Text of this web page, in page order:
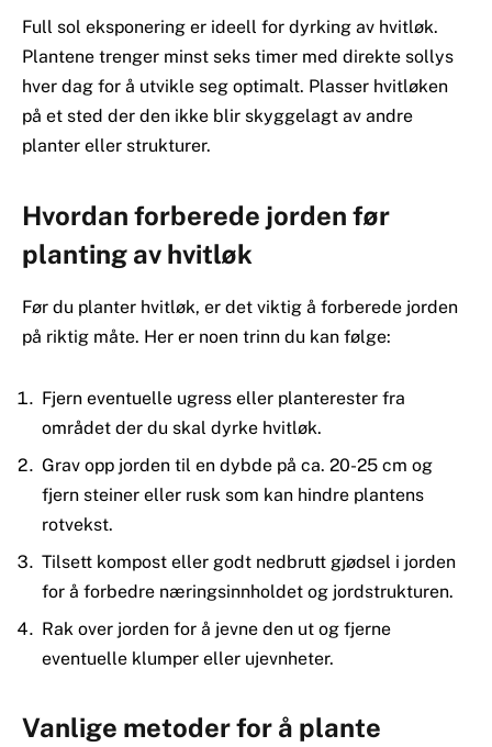
Full sol eksponering er ideell for dyrking av hvitløk.
Plantene trenger minst seks timer med direkte sollys
hver dag for å utvikle seg optimalt. Plasser hvitløken
på et sted der den ikke blir skyggelagt av andre
planter eller strukturer.
Hvordan forberede jorden før
planting av hvitløk
Før du planter hvitløk, er det viktig å forberede jorden
på riktig måte. Her er noen trinn du kan følge:
Fjern eventuelle ugress eller planterester fra
området der du skal dyrke hvitløk.
Grav opp jorden til en dybde på ca. 20-25 cm og
fjern steiner eller rusk som kan hindre plantens
rotvekst.
Tilsett kompost eller godt nedbrutt gjødsel i jorden
for å forbedre næringsinnholdet og jordstrukturen.
Rak over jorden for å jevne den ut og fjerne
eventuelle klumper eller ujevnheter.
Vanlige metoder for å plante